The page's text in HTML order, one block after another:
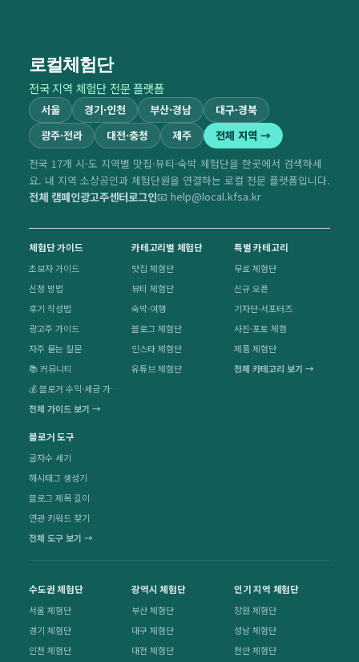
로컬체험단
전국 지역 체험단 전문 플랫폼
서울 경기·인천 부산·경남
대구·경북
광주·전라
대전·충청 제주
전체 지역 →
전국 17개 시·도 지역별 맛집·뷰티·숙박 체험단을 한곳에서 검색하세
요. 내 지역 소상공인과 체험단원을 연결하는 로컬 전문 플랫폼입니다.
전체 캠페인광고주센터로그인📧 help@local.kfsa.kr
체험단 가이드
초보자 가이드
신청 방법
후기 작성법
광고주 가이드
자주 묻는 질문
📚 커뮤니티
💰 블로거 수익·세금 가이드
전체 가이드 보기 →
카테고리별 체험단
맛집 체험단
뷰티 체험단
숙박·여행
블로그 체험단
인스타 체험단
유튜브 체험단
특별 카테고리
무료 체험단
신규 오픈
기자단·서포터즈
사진·포토 체험
제품 체험단
전체 카테고리 보기 →
블로거 도구
글자수 세기
해시태그 생성기
블로그 제목 길이
연관 키워드 찾기
전체 도구 보기 →
수도권 체험단
서울 체험단
경기 체험단
인천 체험단
광역시 체험단
부산 체험단
대구 체험단
대전 체험단
인기 지역 체험단
창원 체험단
성남 체험단
천안 체험단